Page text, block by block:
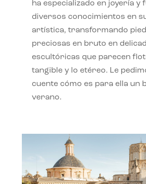
ha especializado en joyería y
diversos conocimientos en
artística, transformando
preciosas en bruto en
escultóricas que parecen
tangible y lo etéreo. Le
cuente cómo es para ella un
verano.